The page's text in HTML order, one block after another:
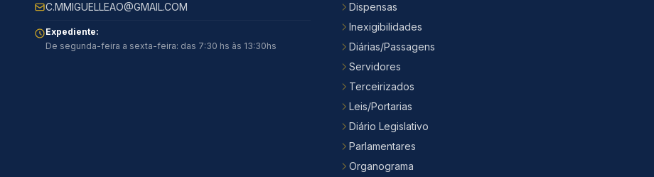
C.MMIGUELLEAO@GMAIL.COM
Expediente:
De segunda-feira a sexta-feira: das 7:30 hs às 13:30hs
Dispensas
Inexigibilidades
Diárias/Passagens
Servidores
Terceirizados
Leis/Portarias
Diário Legislativo
Parlamentares
Organograma